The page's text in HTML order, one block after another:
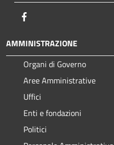
AMMINISTRAZIONE
Organi di Governo
Aree Amministrative
Uffici
Enti e fondazioni
Politici